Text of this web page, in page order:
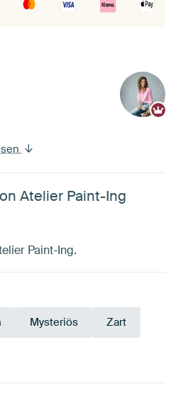
Atelier Paint-Ing
Paint-Ing.
Mysteriös Zart